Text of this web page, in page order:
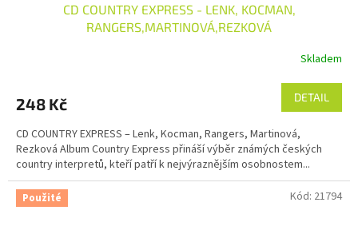
CD COUNTRY EXPRESS - LENK, KOCMAN,
RANGERS,MARTINOVÁ,REZKOVÁ
Skladem
248 Kč DETAIL
CD COUNTRY EXPRESS – Lenk, Kocman, Rangers, Martinová,
Rezková Album Country Express přináší výběr známých českých
country interpretů, kteří patří k nejvýraznějším osobnostem...
Použité Kód: 21794